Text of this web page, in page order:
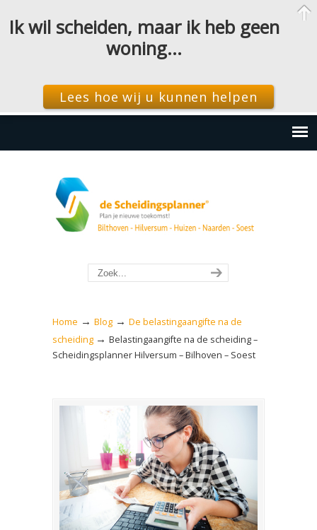
Home → Blog → De belastingaangifte na de
scheiding → Belastingaangifte na de scheiding –
Scheidingsplanner Hilversum – Bilhoven – Soest
Ik wil scheiden, maar ik heb geen
woning…
Lees hoe wij u kunnen helpen